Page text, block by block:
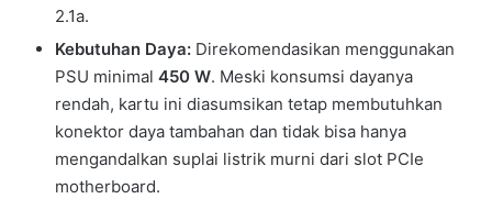
2.1a.
Kebutuhan Daya: Direkomendasikan menggunakan
PSU minimal 450 W. Meski konsumsi dayanya
rendah, kartu ini diasumsikan tetap membutuhkan
konektor daya tambahan dan tidak bisa hanya
mengandalkan suplai listrik murni dari slot PCIe
motherboard.